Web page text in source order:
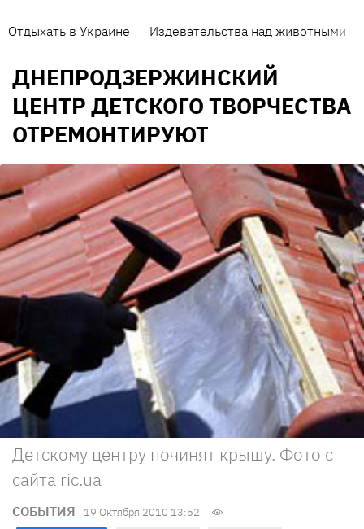
Отдыхать в Украине Издевательства над животными
ДНЕПРОДЗЕРЖИНСКИЙ
ЦЕНТР ДЕТСКОГО ТВОРЧЕСТВА
ОТРЕМОНТИРУЮТ
Детскому центру починят крышу. Фото с
сайта ric.ua
СОБЫТИЯ 19 Октября 2010 13:52